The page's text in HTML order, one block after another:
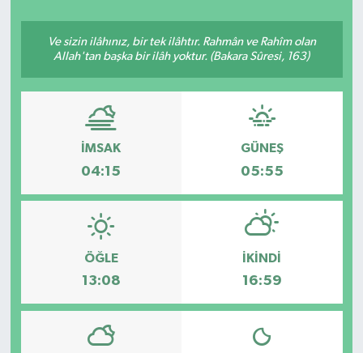
Ve sizin ilâhınız, bir tek ilâhtır. Rahmân ve Rahîm olan
Allah'tan başka bir ilâh yoktur. (Bakara Sûresi, 163)
İMSAK
04:15
GÜNEŞ
05:55
ÖĞLE
13:08
İKINDI
16:59